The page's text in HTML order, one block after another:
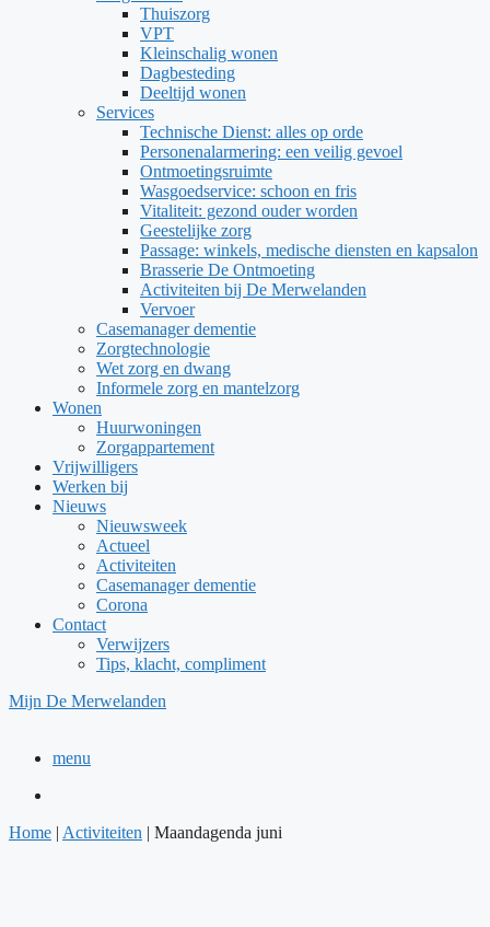
Thuiszorg
VPT
Kleinschalig wonen
Dagbesteding
Deeltijd wonen
Services
Technische Dienst: alles op orde
Personenalarmering: een veilig gevoel
Ontmoetingsruimte
Wasgoedservice: schoon en fris
Vitaliteit: gezond ouder worden
Geestelijke zorg
Passage: winkels, medische diensten en kapsalon
Brasserie De Ontmoeting
Activiteiten bij De Merwelanden
Vervoer
Casemanager dementie
Zorgtechnologie
Wet zorg en dwang
Informele zorg en mantelzorg
Wonen
Huurwoningen
Zorgappartement
Vrijwilligers
Werken bij
Nieuws
Nieuwsweek
Actueel
Activiteiten
Casemanager dementie
Corona
Contact
Verwijzers
Tips, klacht, compliment
Mijn De Merwelanden
menu
Home | Activiteiten | Maandagenda juni